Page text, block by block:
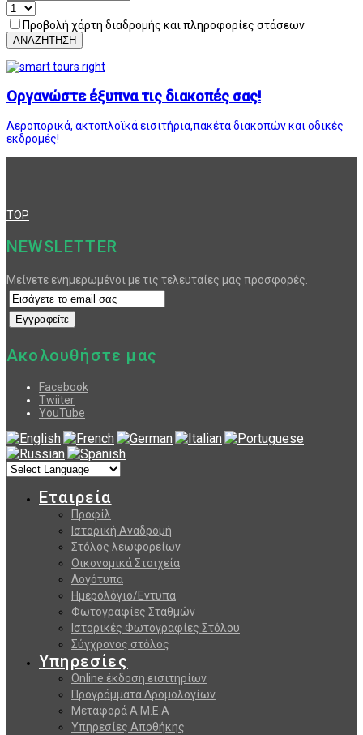
Προβολή χάρτη διαδρομής και πληροφορίες στάσεων
ΑΝΑΖΗΤΗΣΗ
Οργανώστε έξυπνα τις διακοπές σας!
Αεροπορικά, ακτοπλοϊκά εισιτήρια,πακέτα διακοπών και οδικές
εκδρομές!
TOP
NEWSLETTER
Μείνετε ενημερωμένοι με τις τελευταίες μας προσφορές.
Ακολουθήστε μας
Facebook
Twiiter
YouTube
Εταιρεία
Προφίλ
Ιστορική Αναδρομή
Στόλος λεωφορείων
Οικονομικά Στοιχεία
Λογότυπα
Ημερολόγιο/Εντυπα
Φωτογραφίες Σταθμών
Ιστορικές Φωτογραφίες Στόλου
Σύγχρονος στόλος
Υπηρεσίες
Online έκδοση εισιτηρίων
Προγράμματα Δρομολογίων
Μεταφορά Α.Μ.Ε.Α
Υπηρεσίες Αποθήκης